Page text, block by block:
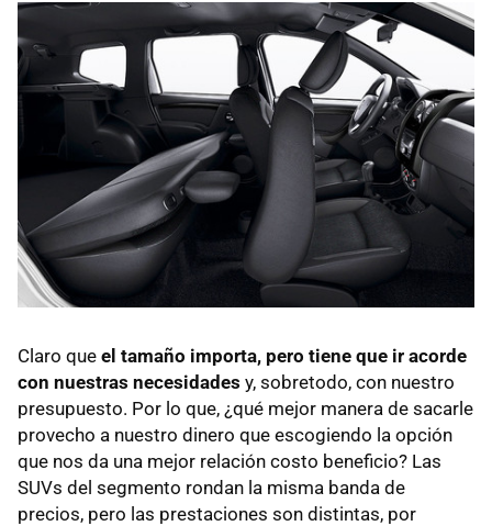
Claro que el tamaño importa, pero tiene que ir acorde
con nuestras necesidades y, sobretodo, con nuestro
presupuesto. Por lo que, ¿qué mejor manera de sacarle
provecho a nuestro dinero que escogiendo la opción
que nos da una mejor relación costo beneficio? Las
SUVs del segmento rondan la misma banda de
precios, pero las prestaciones son distintas, por